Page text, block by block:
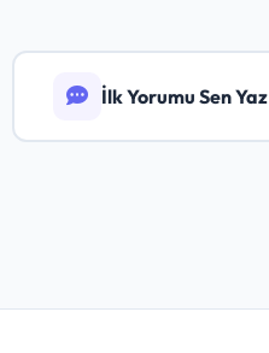
İlk Yorumu Sen Yaz